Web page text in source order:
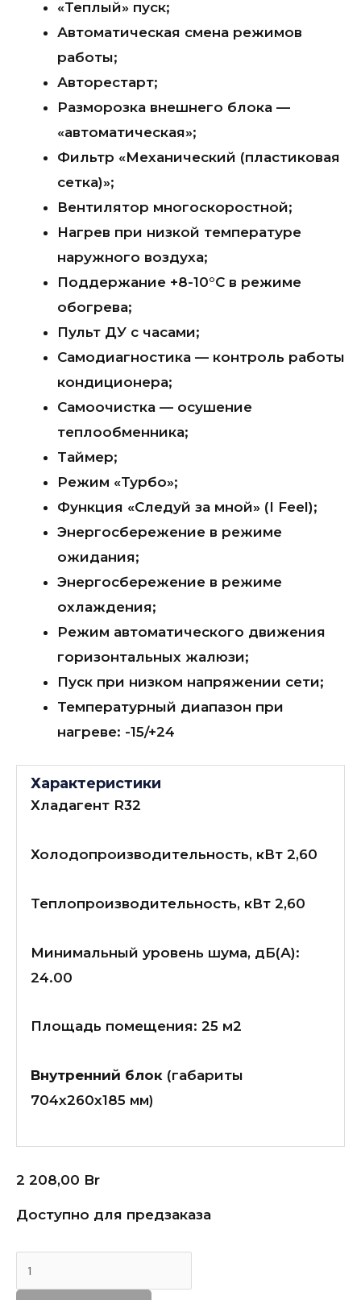
«Теплый» пуск;
Автоматическая смена режимов
работы;
Авторестарт;
Разморозка внешнего блока —
«автоматическая»;
Фильтр «Механический (пластиковая
сетка)»;
Вентилятор многоскоростной;
Нагрев при низкой температуре
наружного воздуха;
Поддержание +8-10°С в режиме
обогрева;
Пульт ДУ с часами;
Самодиагностика — контроль работы
кондиционера;
Самоочистка — осушение
теплообменника;
Таймер;
Режим «Турбо»;
Функция «Следуй за мной» (I Feel);
Энергосбережение в режиме
ожидания;
Энергосбережение в режиме
охлаждения;
Режим автоматического движения
горизонтальных жалюзи;
Пуск при низком напряжении сети;
Температурный диапазон при
нагреве: -15/+24
Характеристики
Хладагент R32
Холодопроизводительность, кВт 2,60
Теплопроизводительность, кВт 2,60
Минимальный уровень шума, дБ(А):
24.00
Площадь помещения: 25 м2
Внутренний блок (габариты
704х260х185 мм)
2 208,00 Br
Доступно для предзаказа